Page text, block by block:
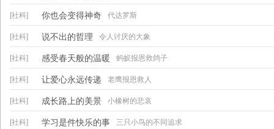
[社科] 你也会变得神奇 代达罗斯
[社科] 说不出的哲理 令人讨厌的大象
[社科] 感受春天般的温暖 蚂蚁报恩救鸽子
[社科] 让爱心永远传递 老鹰报恩救人
[社科] 成长路上的美景 小橡树的悲哀
[社科] 学习是件快乐的事 三只小鸟的不同追求